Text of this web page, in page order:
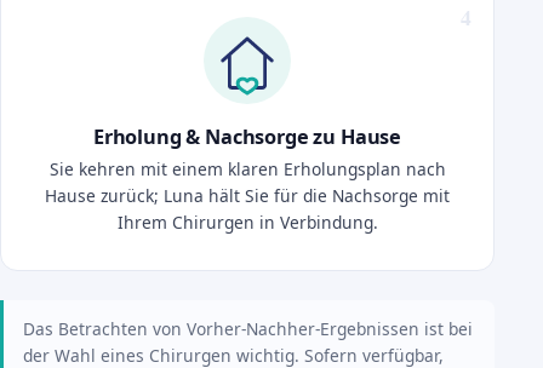
Erholung & Nachsorge zu Hause
Sie kehren mit einem klaren Erholungsplan nach
Hause zurück; Luna hält Sie für die Nachsorge mit
Ihrem Chirurgen in Verbindung.
Das Betrachten von Vorher-Nachher-Ergebnissen ist bei
der Wahl eines Chirurgen wichtig. Sofern verfügbar,